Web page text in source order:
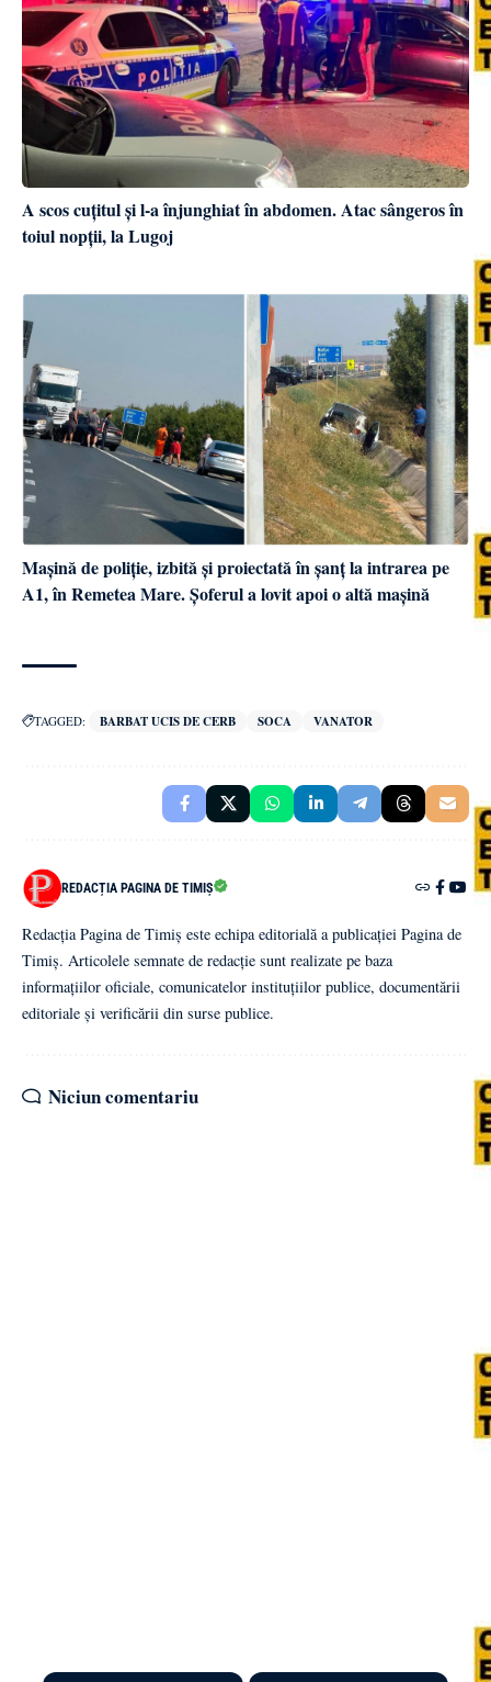
A scos cuțitul și l-a înjunghiat în abdomen. Atac sângeros în
toiul nopții, la Lugoj
Mașină de poliție, izbită și proiectată în șanț la intrarea pe
A1, în Remetea Mare. Șoferul a lovit apoi o altă mașină
TAGGED: BARBAT UCIS DE CERB SOCA VANATOR
REDACȚIA PAGINA DE TIMIȘ
Redacția Pagina de Timiș este echipa editorială a publicației Pagina de
Timiș. Articolele semnate de redacție sunt realizate pe baza
informațiilor oficiale, comunicatelor instituțiilor publice, documentării
editoriale și verificării din surse publice.
Niciun comentariu